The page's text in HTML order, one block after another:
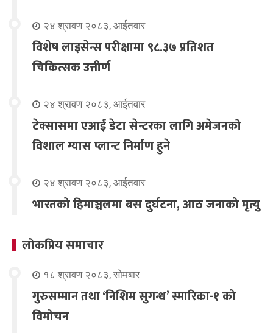
२४ श्रावण २०८३, आईतवार
विशेष लाइसेन्स परीक्षामा ९८.३७ प्रतिशत
चिकित्सक उत्तीर्ण
२४ श्रावण २०८३, आईतवार
टेक्सासमा एआई डेटा सेन्टरका लागि अमेजनको
विशाल ग्यास प्लान्ट निर्माण हुने
२४ श्रावण २०८३, आईतवार
भारतको हिमाञ्चलमा बस दुर्घटना, आठ जनाको मृत्यु
लोकप्रिय समाचार
१८ श्रावण २०८३, सोमबार
गुरुसम्मान तथा ‘निशिम सुगन्ध’ स्मारिका-१ को
विमोचन